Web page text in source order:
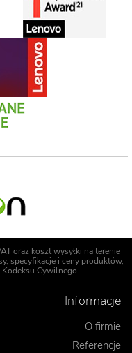
oraz koszt wysyłki na terenie
specyfikacje i ceny produktów,
Cywilnego
Informacje
O firmie
Referencje